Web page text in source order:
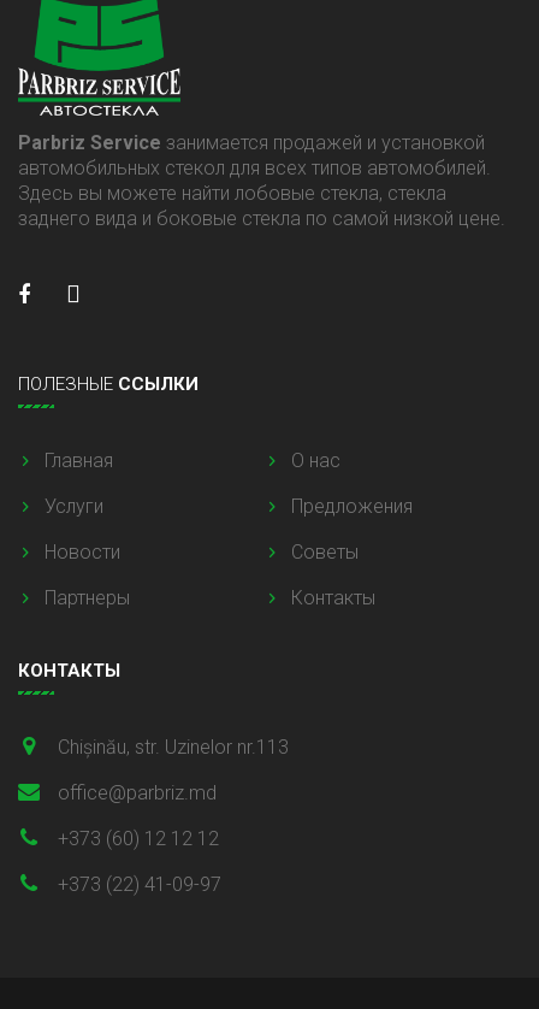
Parbriz Service занимается продажей и установкой
автомобильных стекол для всех типов автомобилей.
Здесь вы можете найти лобовые стекла, стекла
заднего вида и боковые стекла по самой низкой цене.
ПОЛЕЗНЫЕ ССЫЛКИ
Главная
О нас
Услуги
Предложения
Новости
Советы
Партнеры
Контакты
КОНТАКТЫ
Chișinău, str. Uzinelor nr.113
office@parbriz.md
+373 (60) 12 12 12
+373 (22) 41-09-97